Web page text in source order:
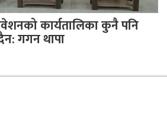
कार्यतालिका कुनै पनि
गगन थापा